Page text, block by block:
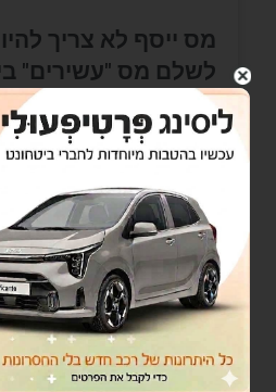
מס ייסף לא צריך
לשלם מס "עשירים"
לא צריך להיות עשיר כדי
בישראללמה לשים לב לקראת
שכיר (ובעצם
שהומצא בשנות ה80
READ MORE »
ספטמבר 20, 2021 אין תגובות